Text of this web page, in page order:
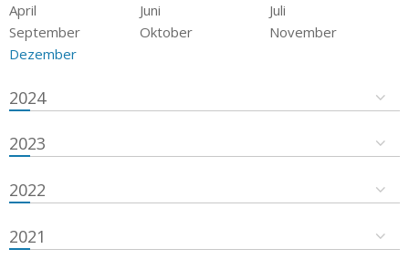
April
Juni
Juli
September
Oktober
November
Dezember
2024
2023
2022
2021